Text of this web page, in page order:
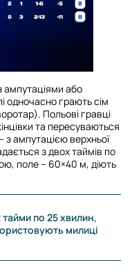
або
одночасно грають сім
Польові гравці
та пересуваються
з ампутацією верхньої
з двох таймів по
поле – 60×40 м, діють
по 25 хвилин,
милиці